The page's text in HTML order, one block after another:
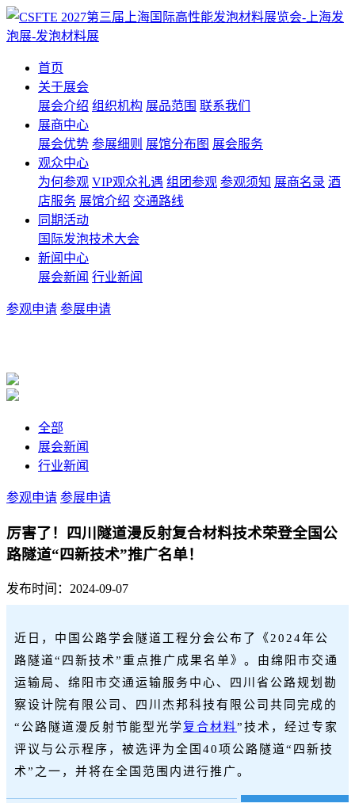
首页
关于展会
展会介绍 组织机构 展品范围 联系我们
展商中心
展会优势 参展细则 展馆分布图 展会服务
观众中心
为何参观 VIP观众礼遇 组团参观 参观须知 展商名录 酒
店服务 展馆介绍 交通路线
同期活动
国际发泡技术大会
新闻中心
展会新闻 行业新闻
参观申请 参展申请
全部
展会新闻
行业新闻
参观申请 参展申请
厉害了！四川隧道漫反射复合材料技术荣登全国公
路隧道“四新技术”推广名单！
发布时间：2024-09-07
近日，中国公路学会隧道工程分会公布了《2024年公
路隧道“四新技术”重点推广成果名单》。由绵阳市交通
运输局、绵阳市交通运输服务中心、四川省公路规划勘
察设计院有限公司、四川杰邦科技有限公司共同完成的
“公路隧道漫反射节能型光学复合材料”技术，经过专家
评议与公示程序，被选评为全国40项公路隧道“四新技
术”之一，并将在全国范围内进行推广。